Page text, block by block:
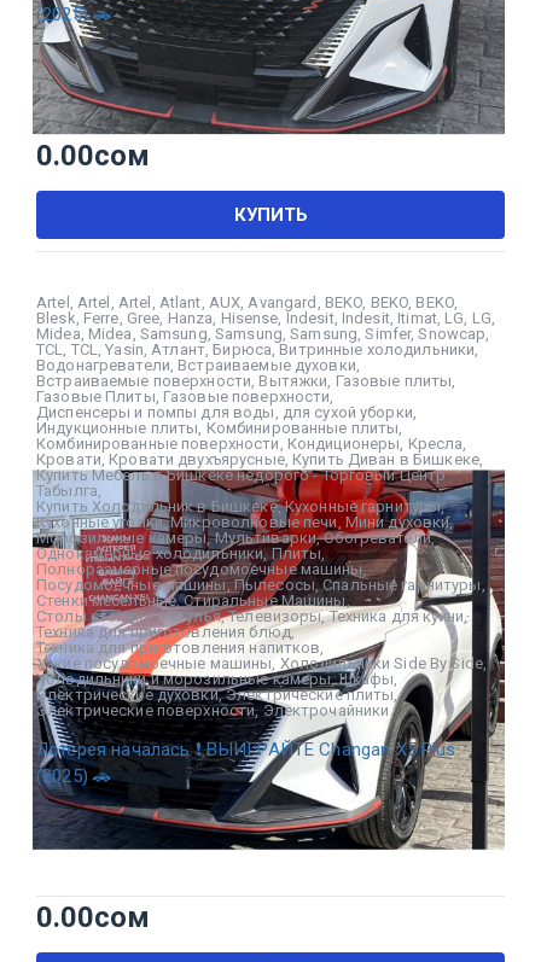
(2025) 🚗
0.00сом
КУПИТЬ
Artel Artel Artel Atlant AUX Avangard BEKO BEKO BEKO,
Blesk Ferre Gree Hanza Hisense Indesit, Indesit, Itimat, LG LG
Midea Midea Samsung ,Samsung ,Samsung ,Simfer,Snowcap
TCL
TCL ,Yasin Атлант ,Бирюса ,Витринные холодильники ,
Водонагреватели Встраиваемые духовки
Встраиваемые поверхности Вытяжки Газовые плиты
Газовые Плиты Газовые поверхности
Диспенсеры и помпы для воды
для сухой уборки
Индукционные плиты Комбинированные плиты
Комбинированные поверхности Кондиционеры Кресла
Кровати, Кровати двухъярусные, Купить Диван в Бишкеке,
Купить Мебель в Бишкеке недорого - Торговый Центр
Табылга
Купить Холодильник в Бишкеке,Кухонные гарнитуры,
Кухонные уголки,Микроволновые печи Мини духовки,
Морозильные камеры,Мультиварки,Обогреватели,
Однокамерные холодильники,Плиты
Полноразмерные посудомоечные машины,
Посудомоечные машины,Пылесосы ,Спальные гарнитуры ,
Стенки мебельные,Стиральные Машины
Столы столики и стулья,Телевизоры,Техника для кухни ,
Техника для приготовления блюд,
Техника для приготовления напитков
Узкие посудомоечные машины Холодильники Side By Side,
Холодильники и морозильные камеры,Шкафы
Электрические духовки,Электрические плиты ,
Электрические поверхности,Электрочайники
Лотерея началась ❗ ВЫИГРАЙТЕ Changan X5 Plus
(2025) 🚗
0.00сом